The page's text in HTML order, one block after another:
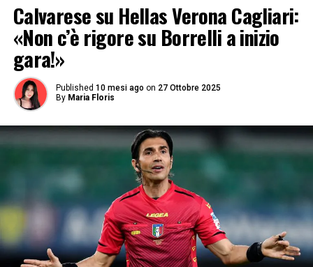
Calvarese su Hellas Verona Cagliari:
«Non c’è rigore su Borrelli a inizio
gara!»
Published 10 mesi ago on 27 Ottobre 2025
By Maria Floris